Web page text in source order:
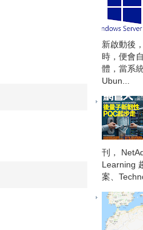
新啟動後
時，便會
體，當系
Ubun...
刊，
Learning
案、